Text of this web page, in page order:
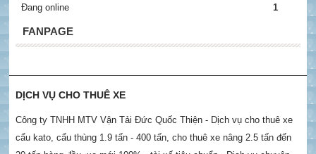
Đang online
1
FANPAGE
DỊCH VỤ CHO THUÊ XE
Công ty TNHH MTV Vận Tải Đức Quốc Thiện - Dịch vụ cho thuê xe
cẩu kato, cẩu thùng 1.9 tấn - 400 tấn, cho thuê xe nâng 2.5 tấn đến